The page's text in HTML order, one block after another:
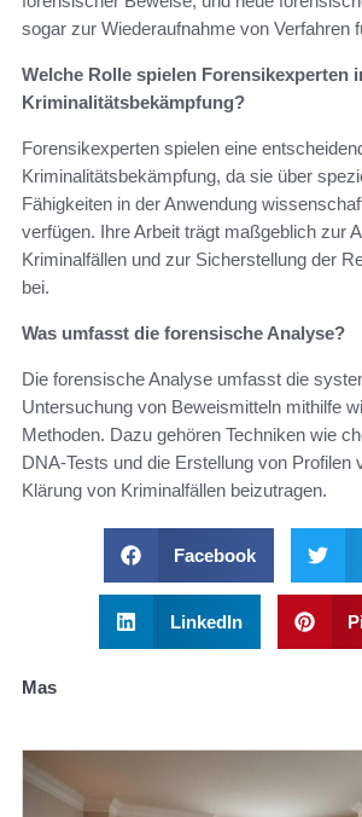
sogar zur Wiederaufnahme von Verfahren
Welche Rolle spielen Forensikexperten
Kriminalitätsbekämpfung?
Forensikexperten spielen eine
Kriminalitätsbekämpfung, da sie über
Fähigkeiten in der Anwendung
verfügen. Ihre Arbeit trägt maßgeblich zur
Kriminalfällen und zur Sicherstellung der
bei.
Was umfasst die forensische Analyse?
Die forensische Analyse umfasst die
Untersuchung von Beweismitteln mithilfe
Methoden. Dazu gehören Techniken wie
DNA-Tests und die Erstellung von Profilen
Klärung von Kriminalfällen beizutragen.
Facebook
LinkedIn
Mas